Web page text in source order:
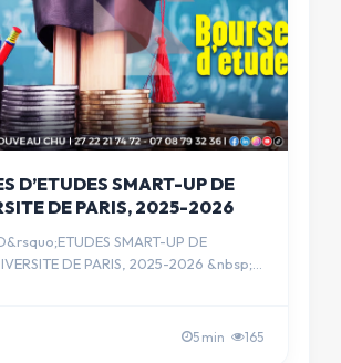
D’ETUDES SMART-UP DE
DE PARIS, 2025-2026
SMART-UP DE
DE PARIS, 2025-2026 &nbsp;
5 min 165